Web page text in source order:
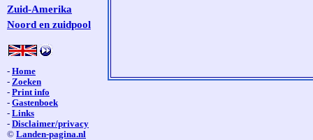
Zuid-Amerika
Noord en zuidpool
- Home
- Zoeken
- Print info
- Gastenboek
- Links
- Disclaimer/privacy
© Landen-pagina.nl